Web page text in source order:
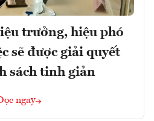
trưởng, hiệu phó
sẽ được giải quyết
sách tinh giản
ngay